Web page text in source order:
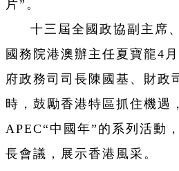
片”。
十三屆全國政協副主席
國務院港澳辦主任夏寶龍4
府政務司司長陳國基、財政
時，鼓勵香港特區抓住機遇
APEC“中國年”的系列活動
長會議，展示香港風采。